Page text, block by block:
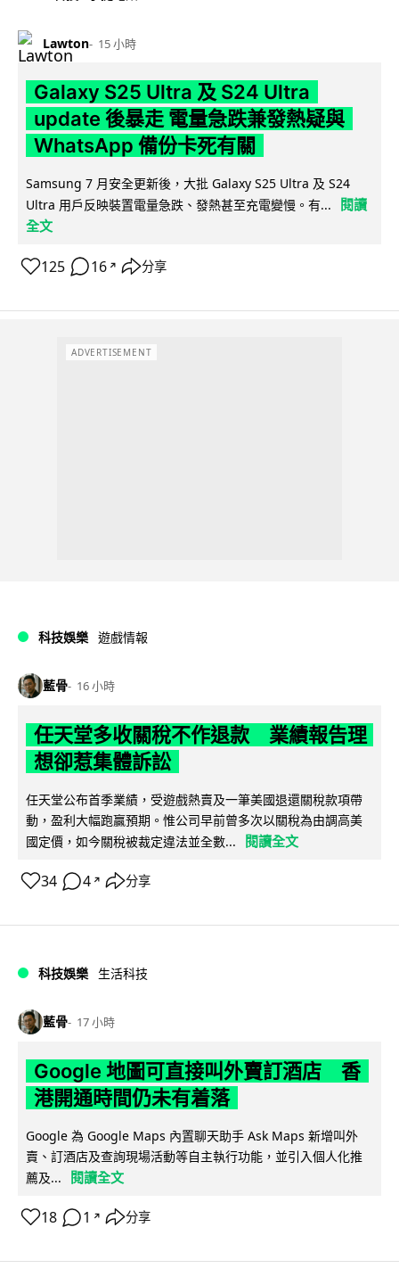
Lawton 15 小時
Galaxy S25 Ultra 及 S24 Ultra
update 後暴走 電量急跌兼發熱疑與
WhatsApp 備份卡死有關
Samsung 7 月安全更新後，大批 Galaxy S25 Ultra 及 S24
Ultra 用戶反映裝置電量急跌、發熱甚至充電變慢。有...
閱讀
全文
125 16 ↗ 分享
ADVERTISEMENT
科技娛樂 遊戲情報
藍骨 16 小時
任天堂多收關稅不作退款 業績報告理
想卻惹集體訴訟
任天堂公布首季業績，受遊戲熱賣及一筆美國退還關稅款項帶
動，盈利大幅跑贏預期。惟公司早前曾多次以關稅為由調高美
國定價，如今關稅被裁定違法並全數...
閱讀全文
34 4 ↗ 分享
科技娛樂 生活科技
藍骨 17 小時
Google 地圖可直接叫外賣訂酒店 香
港開通時間仍未有着落
Google 為 Google Maps 內置聊天助手 Ask Maps 新增叫外
賣、訂酒店及查詢現場活動等自主執行功能，並引入個人化推
薦及...
閱讀全文
18 1 ↗ 分享